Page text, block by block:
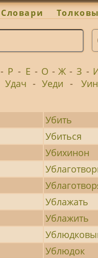
Словари
- Р - Е - О - Ж - З -
Удач - Уеди - Уин
Убить
Убиться
Убихинон
Ублажать
Ублажить
Ублюдок